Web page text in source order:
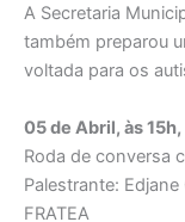
A Secretaria
também preparou
voltada para os
05 de Abril, às
Roda de conversa
Palestrante:
FRATEA